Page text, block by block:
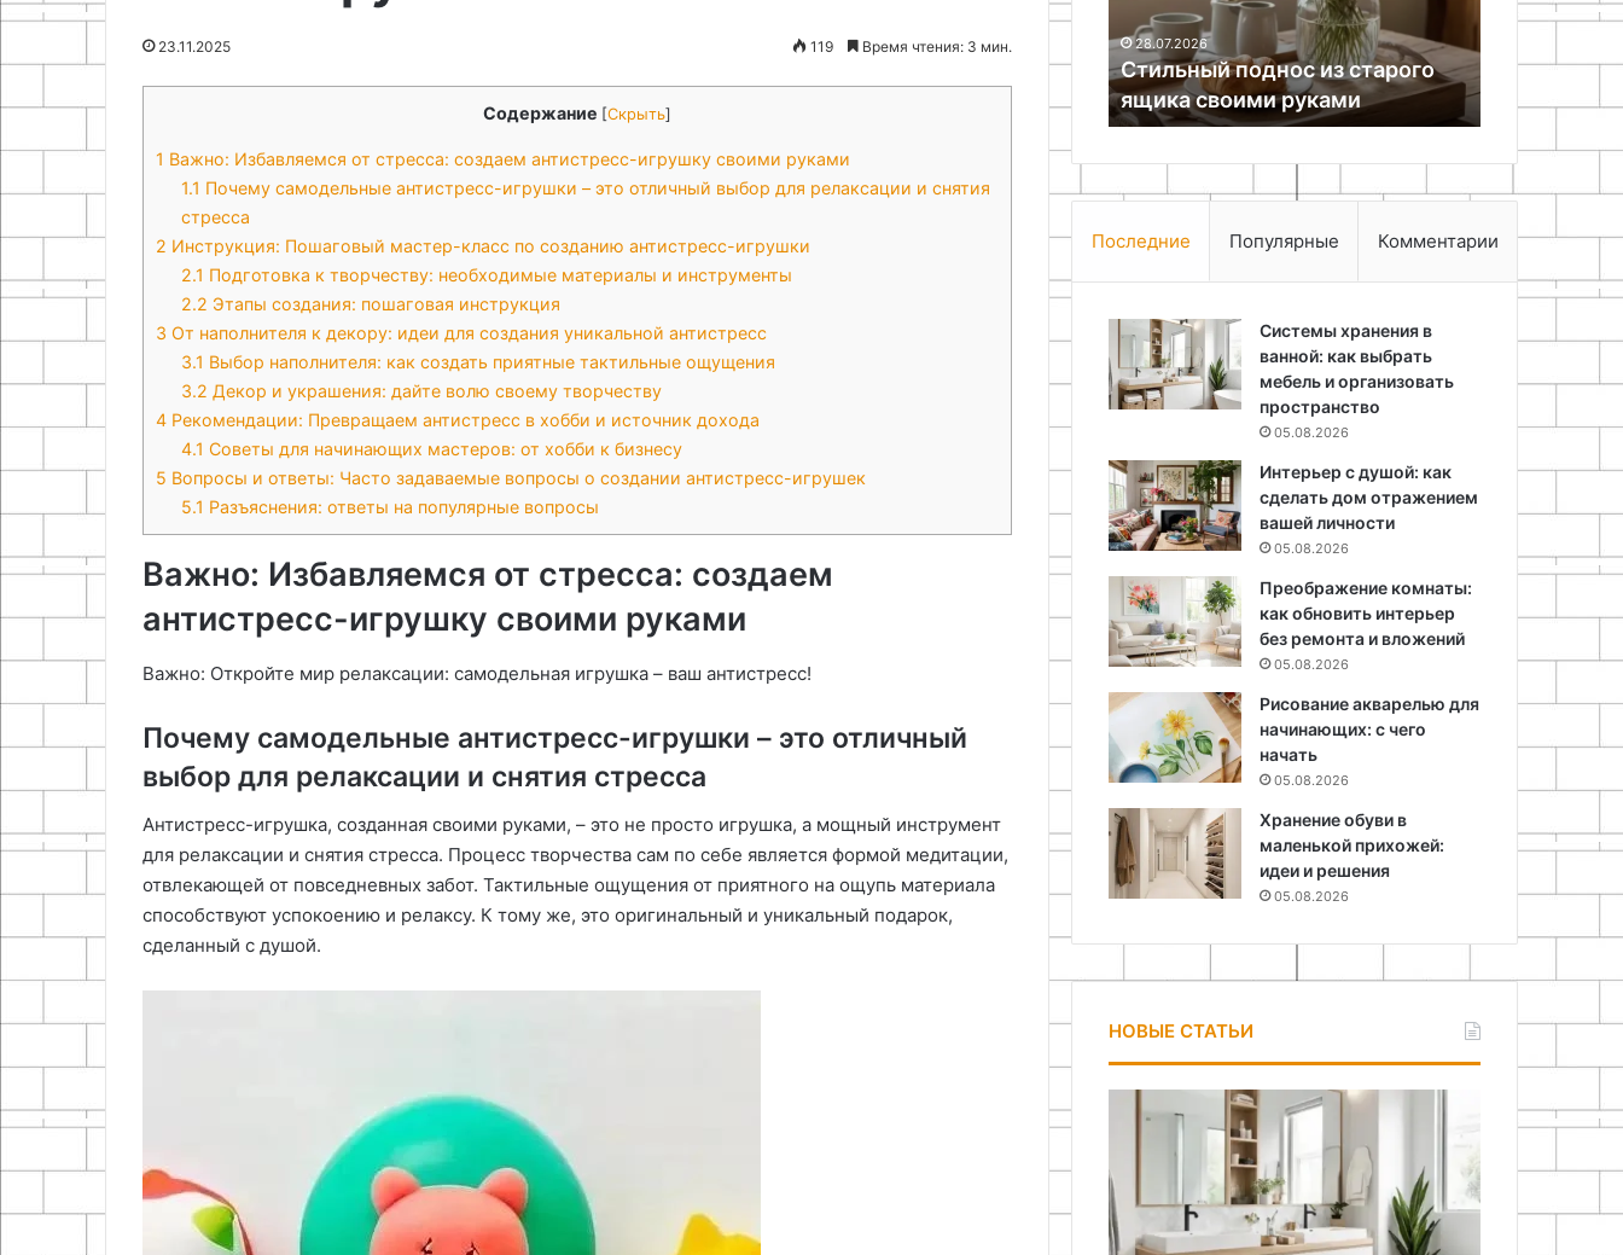
23.11.2025 119 Время чтения: 3 мин.
Содержание [Скрыть]
1 Важно: Избавляемся от стресса: создаем антистресс-игрушку своими руками
1.1 Почему самодельные антистресс-игрушки – это отличный выбор для релаксации и снятия
стресса
2 Инструкция: Пошаговый мастер-класс по созданию антистресс-игрушки
2.1 Подготовка к творчеству: необходимые материалы и инструменты
2.2 Этапы создания: пошаговая инструкция
3 От наполнителя к декору: идеи для создания уникальной антистресс
3.1 Выбор наполнителя: как создать приятные тактильные ощущения
3.2 Декор и украшения: дайте волю своему творчеству
4 Рекомендации: Превращаем антистресс в хобби и источник дохода
4.1 Советы для начинающих мастеров: от хобби к бизнесу
5 Вопросы и ответы: Часто задаваемые вопросы о создании антистресс-игрушек
5.1 Разъяснения: ответы на популярные вопросы
Важно: Избавляемся от стресса: создаем
антистресс-игрушку своими руками
Важно: Откройте мир релаксации: самодельная игрушка – ваш антистресс!
Почему самодельные антистресс-игрушки – это отличный
выбор для релаксации и снятия стресса
Антистресс-игрушка, созданная своими руками, – это не просто игрушка, а мощный инструмент
для релаксации и снятия стресса. Процесс творчества сам по себе является формой медитации,
отвлекающей от повседневных забот. Тактильные ощущения от приятного на ощупь материала
способствуют успокоению и релаксу. К тому же, это оригинальный и уникальный подарок,
сделанный с душой.
Как сделать отвал для
28.07.2026
Стильный поднос из старого
25.06.2024
Как изготовить парящий
компьютерный стол
Эко-
Последние Популярные Комментарии
Системы хранения в
ванной: как выбрать
мебель и организовать
пространство
05.08.2026
Интерьер с душой: как
сделать дом отражением
вашей личности
05.08.2026
Преображение комнаты:
как обновить интерьер
без ремонта и вложений
05.08.2026
Рисование акварелью для
начинающих: с чего
начать
05.08.2026
Хранение обуви в
маленькой прихожей:
идеи и решения
05.08.2026
НОВЫЕ СТАТЬИ